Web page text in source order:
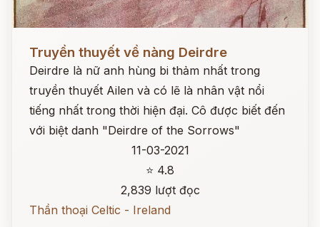
Đọc ngay
Truyền thuyết về nàng Deirdre
Deirdre là nữ anh hùng bi thảm nhất trong
truyền thuyết Ailen và có lẽ là nhân vật nổi
tiếng nhất trong thời hiện đại. Cô được biết đến
với biệt danh "Deirdre of the Sorrows"
11-03-2021
⭐ 4.8
2,839 lượt đọc
Thần thoại Celtic - Ireland